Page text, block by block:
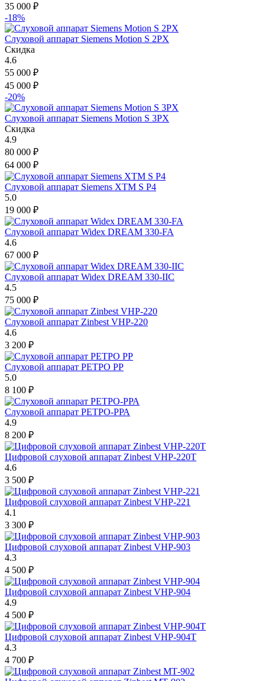
35 000 ₽
-18%
Слуховой аппарат Siemens Motion S 2PX
Скидка
4.6
55 000 ₽
45 000 ₽
-20%
Слуховой аппарат Siemens Motion S 3PX
Скидка
4.9
80 000 ₽
64 000 ₽
Слуховой аппарат Siemens XTM S P4
5.0
19 000 ₽
Слуховой аппарат Widex DREAM 330-FA
4.6
67 000 ₽
Слуховой аппарат Widex DREAM 330-IIC
4.5
75 000 ₽
Слуховой аппарат Zinbest VHP-220
4.6
3 200 ₽
Слуховой аппарат РЕТРО РР
5.0
8 100 ₽
Слуховой аппарат РЕТРО-РРА
4.9
8 200 ₽
Цифровой слуховой аппарат Zinbest VHP-220T
4.6
3 500 ₽
Цифровой слуховой аппарат Zinbest VHP-221
4.1
3 300 ₽
Цифровой слуховой аппарат Zinbest VHP-903
4.3
4 500 ₽
Цифровой слуховой аппарат Zinbest VHP-904
4.9
4 500 ₽
Цифровой слуховой аппарат Zinbest VHP-904T
4.3
4 700 ₽